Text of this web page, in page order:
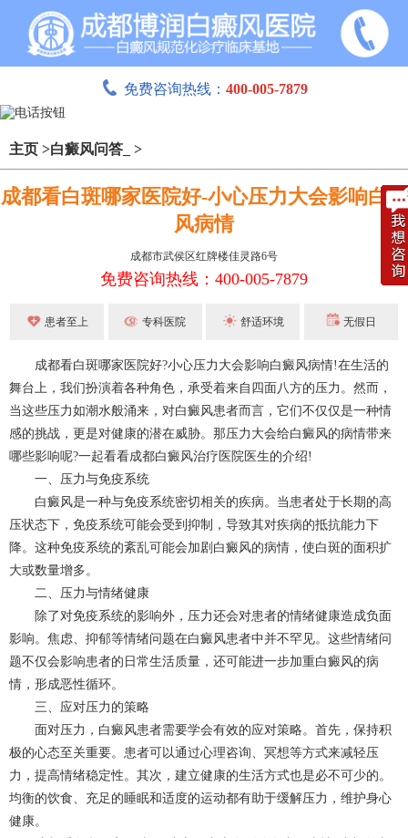
免费咨询热线： 400-005-7879
主页 >白癜风问答_ >
成都看白斑哪家医院好-小心压力大会影响白癜
风病情
成都市武侯区红牌楼佳灵路6号
免费咨询热线：400-005-7879
患者至上 专科医院 舒适环境 无假日
成都看白斑哪家医院好?小心压力大会影响白癜风病情!在生活的
舞台上，我们扮演着各种角色，承受着来自四面八方的压力。然而，
当这些压力如潮水般涌来，对白癜风患者而言，它们不仅仅是一种情
感的挑战，更是对健康的潜在威胁。那压力大会给白癜风的病情带来
哪些影响呢?一起看看成都白癜风治疗医院医生的介绍!
一、压力与免疫系统
白癜风是一种与免疫系统密切相关的疾病。当患者处于长期的高
压状态下，免疫系统可能会受到抑制，导致其对疾病的抵抗能力下
降。这种免疫系统的紊乱可能会加剧白癜风的病情，使白斑的面积扩
大或数量增多。
二、压力与情绪健康
除了对免疫系统的影响外，压力还会对患者的情绪健康造成负面
影响。焦虑、抑郁等情绪问题在白癜风患者中并不罕见。这些情绪问
题不仅会影响患者的日常生活质量，还可能进一步加重白癜风的病
情，形成恶性循环。
三、应对压力的策略
面对压力，白癜风患者需要学会有效的应对策略。首先，保持积
极的心态至关重要。患者可以通过心理咨询、冥想等方式来减轻压
力，提高情绪稳定性。其次，建立健康的生活方式也是必不可少的。
均衡的饮食、充足的睡眠和适度的运动都有助于缓解压力，维护身心
健康。